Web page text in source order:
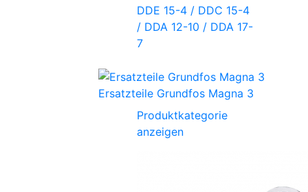
DDE 15-4 / DDC 15-4
/ DDA 12-10 / DDA 17-
7
Ersatzteile Grundfos Magna 3
Produktkategorie
anzeigen